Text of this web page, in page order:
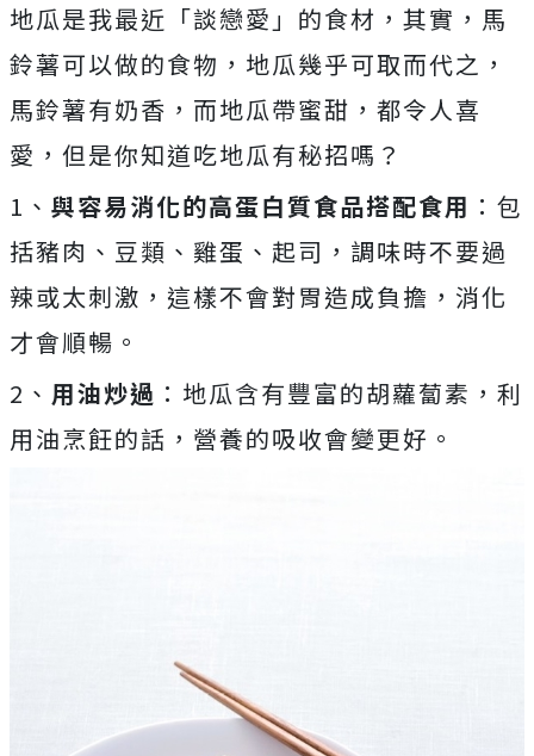
地瓜是我最近「談戀愛」的食材，其實，馬
鈴薯可以做的食物，地瓜幾乎可取而代之，
馬鈴薯有奶香，而地瓜帶蜜甜，都令人喜
愛，但是你知道吃地瓜有秘招嗎？
1、 與容易消化的高蛋白質食品搭配食用 ：包
括豬肉、豆類、雞蛋、起司，調味時不要過
辣或太刺激，這樣不會對胃造成負擔，消化
才會順暢。
2、 用油炒過 ：地瓜含有豐富的胡蘿蔔素，利
用油烹飪的話，營養的吸收會變更好。